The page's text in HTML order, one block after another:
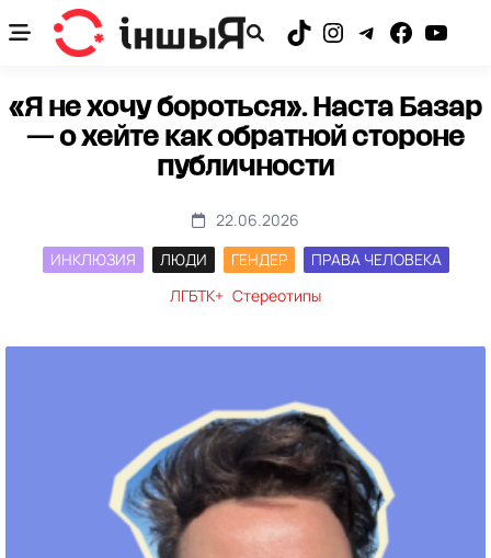
to
«Я не хочу бороться». Наста Базар
— о хейте как обратной стороне
публичности
22.06.2026
ИНКЛЮЗИЯ
ЛЮДИ ГЕНДЕР
ПРАВА ЧЕЛОВЕКА
ЛГБТК+ Стереотипы